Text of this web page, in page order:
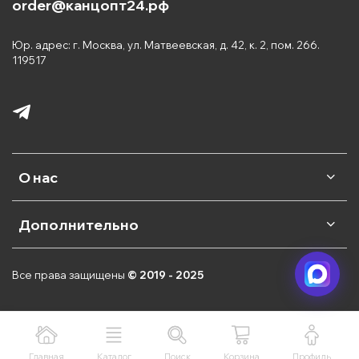
О нас
Дополнительно
order@канцопт24.рф
Юр. адрес: г. Москва, ул. Матвеевская, д. 42, к. 2, пом. 266.
119517
Все права защищены © 2019 - 2025
Главная Каталог Поиск Корзина Профиль